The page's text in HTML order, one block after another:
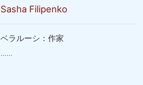
Sasha Filipenko
ベラルーシ：作家
……